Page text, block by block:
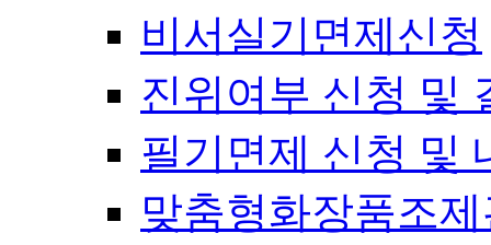
비서실기면제신청
진위여부 신청 및
필기면제 신청 및
맞춤형화장품조